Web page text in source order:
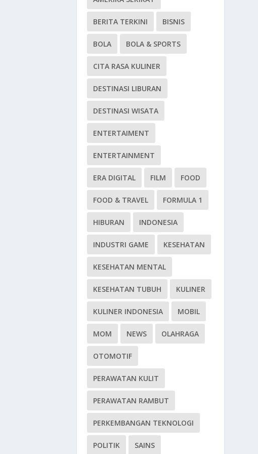
BERITA TERKINI BISNIS
BOLA BOLA & SPORTS
CITA RASA KULINER
DESTINASI LIBURAN
DESTINASI WISATA
ENTERTAIMENT
ENTERTAINMENT
ERA DIGITAL FILM FOOD
FOOD & TRAVEL FORMULA 1
HIBURAN INDONESIA
INDUSTRI GAME KESEHATAN
KESEHATAN MENTAL
KESEHATAN TUBUH KULINER
KULINER INDONESIA MOBIL
MOM NEWS OLAHRAGA
OTOMOTIF
PERAWATAN KULIT
PERAWATAN RAMBUT
PERKEMBANGAN TEKNOLOGI
POLITIK SAINS